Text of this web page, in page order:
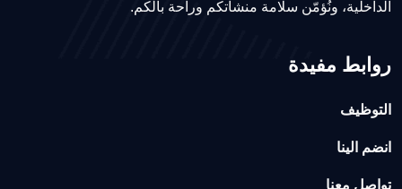
الداخلية، ونُؤمّن سلامة منشآتكم وراحة بالكم.
روابط مفيدة
التوظيف
انضم الينا
تواصل معنا